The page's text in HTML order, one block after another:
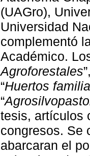
(UAGro),
Universidad
complementó
Académico.
Agroforestales
“Huertos
“
tesis, artículos
congresos. Se
abarcaran el